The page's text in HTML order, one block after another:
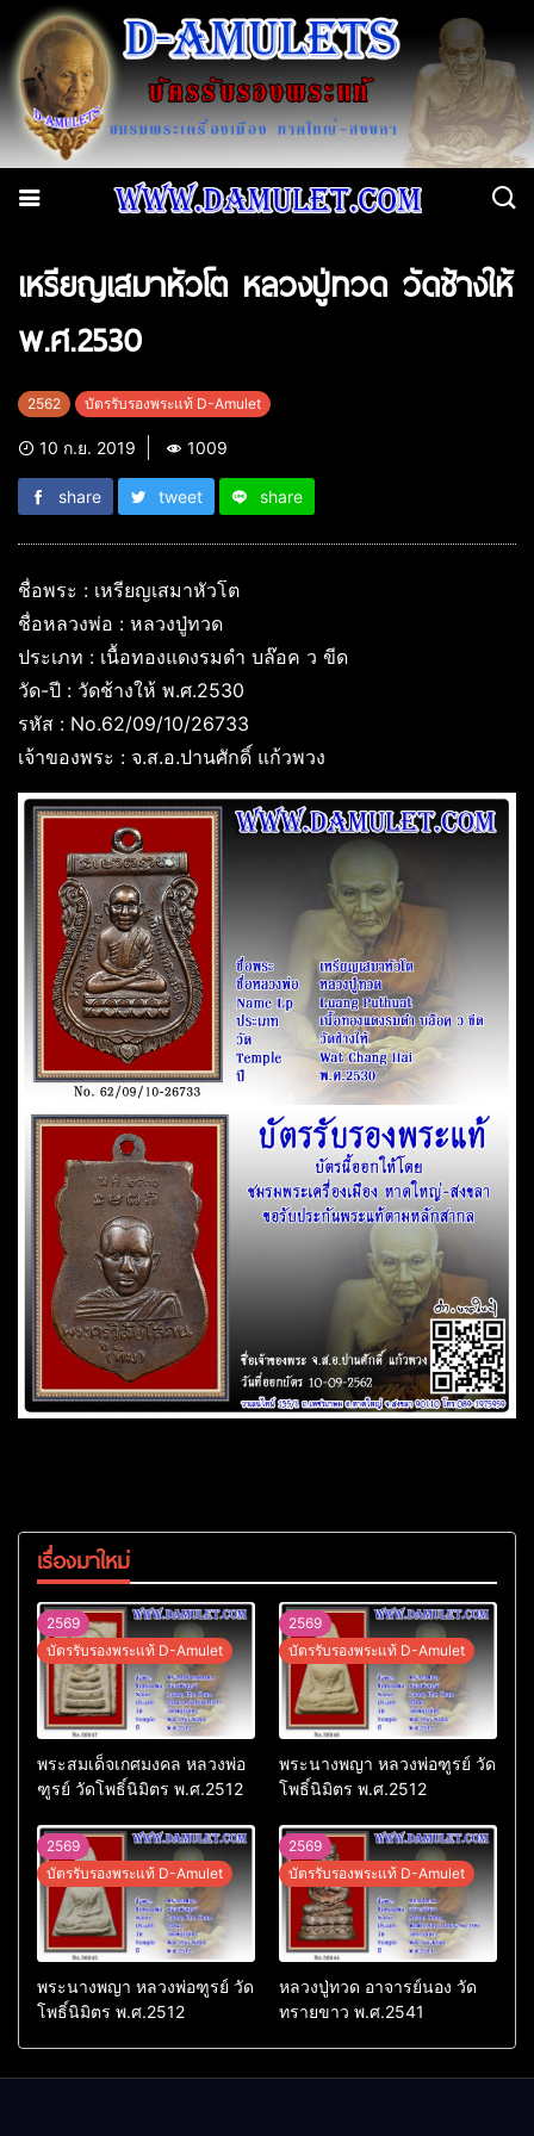
เหรียญเสมาหัวโต หลวงปู่ทวด วัดช้างให้
พ.ศ.2530
2562 บัตรรับรองพระแท้ D-Amulet
10 ก.ย. 2019 1009
share tweet share
ชื่อพระ : เหรียญเสมาหัวโต
ชื่อหลวงพ่อ : หลวงปู่ทวด
ประเภท : เนื้อทองแดงรมดำ บล๊อค ว ขีด
วัด-ปี : วัดช้างให้ พ.ศ.2530
รหัส : No.62/09/10/26733
เจ้าของพระ : จ.ส.อ.ปานศักดิ์ แก้วพวง
เรื่องมาใหม่
2569
บัตรรับรองพระแท้ D-Amulet
พระสมเด็จเกศมงคล หลวงพ่อ
ฑูรย์ วัดโพธิ์นิมิตร พ.ศ.2512
2569
บัตรรับรองพระแท้ D-Amulet
พระนางพญา หลวงพ่อฑูรย์ วัด
โพธิ์นิมิตร พ.ศ.2512
2569
บัตรรับรองพระแท้ D-Amulet
พระนางพญา หลวงพ่อฑูรย์ วัด
โพธิ์นิมิตร พ.ศ.2512
2569
บัตรรับรองพระแท้ D-Amulet
หลวงปู่ทวด อาจารย์นอง วัด
ทรายขาว พ.ศ.2541